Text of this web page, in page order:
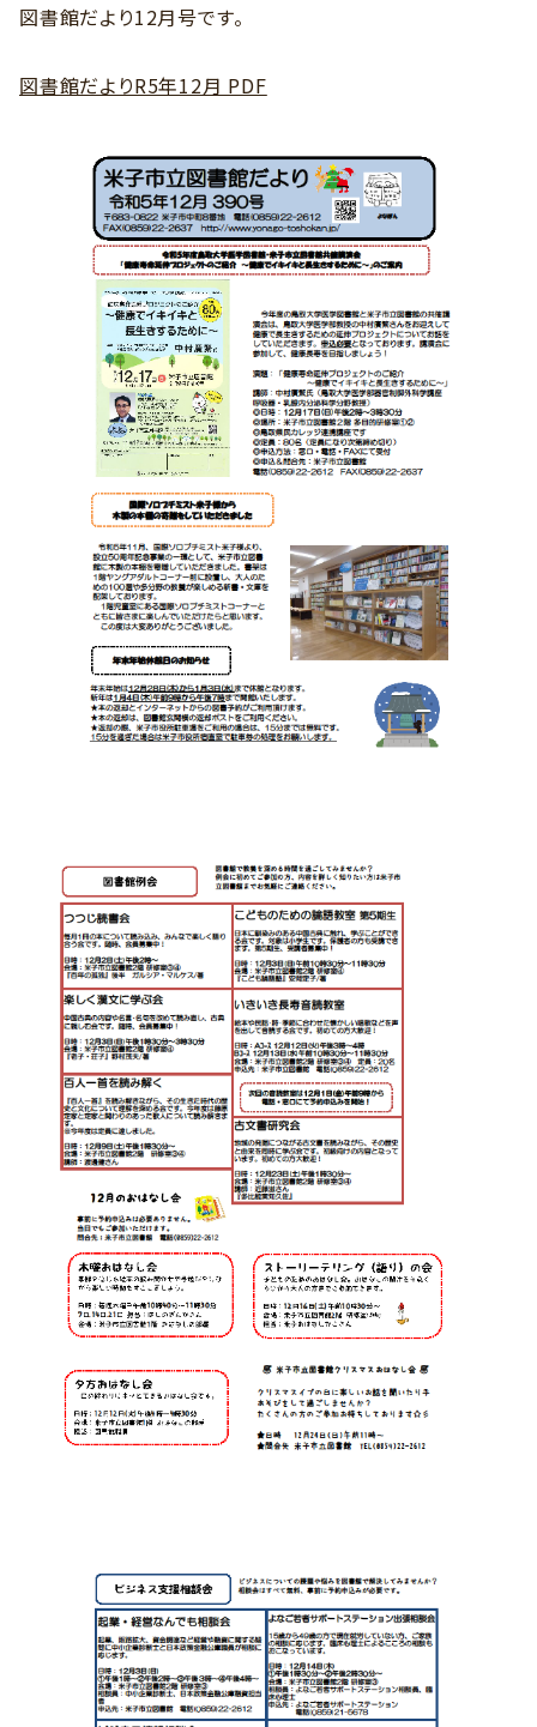
図書館だより12月号です。
図書館だよりR5年12月 PDF